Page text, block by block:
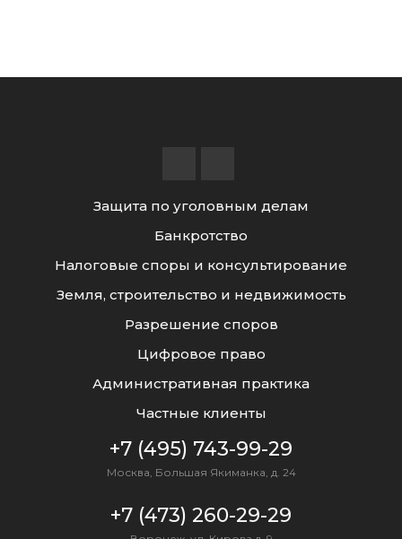
Защита по уголовным делам
Банкротство
Налоговые споры и консультирование
Земля, строительство и недвижимость
Разрешение споров
Цифровое право
Административная практика
Частные клиенты
+7 (495) 743-99-29
Москва, Большая Якиманка, д. 24
+7 (473) 260-29-29